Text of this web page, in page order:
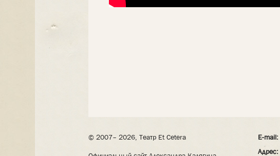
© 2007– 2026, Театр Et Cetera
E-mail:
Адрес: